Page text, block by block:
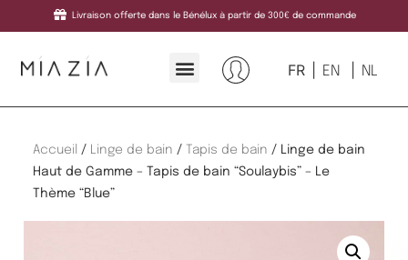
Livraison offerte dans le Bénélux à partir de 300€ de commande
FR EN NL
Accueil / Linge de bain / Tapis de bain / Linge de bain
Haut de Gamme – Tapis de bain “Soulaybis” – Le
Thème “Blue”